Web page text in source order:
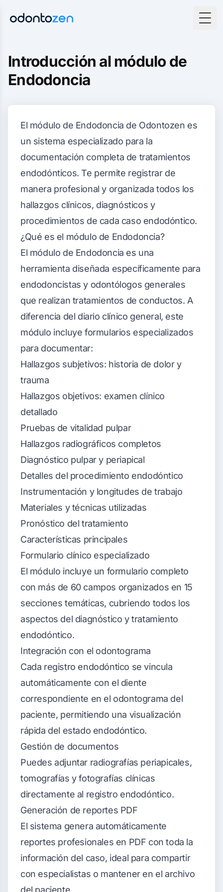
Introducción al módulo de
Endodoncia
El módulo de Endodoncia de Odontozen es
un sistema especializado para la
documentación completa de tratamientos
endodónticos. Te permite registrar de
manera profesional y organizada todos los
hallazgos clínicos, diagnósticos y
procedimientos de cada caso endodóntico.
¿Qué es el módulo de Endodoncia?
El módulo de Endodoncia es una
herramienta diseñada específicamente para
endodoncistas y odontólogos generales
que realizan tratamientos de conductos. A
diferencia del diario clínico general, este
módulo incluye formularios especializados
para documentar:
Hallazgos subjetivos: historia de dolor y
trauma
Hallazgos objetivos: examen clínico
detallado
Pruebas de vitalidad pulpar
Hallazgos radiográficos completos
Diagnóstico pulpar y periapical
Detalles del procedimiento endodóntico
Instrumentación y longitudes de trabajo
Materiales y técnicas utilizadas
Pronóstico del tratamiento
Características principales
Formulario clínico especializado
El módulo incluye un formulario completo
con más de 60 campos organizados en 15
secciones temáticas, cubriendo todos los
aspectos del diagnóstico y tratamiento
endodóntico.
Integración con el odontograma
Cada registro endodóntico se vincula
automáticamente con el diente
correspondiente en el odontograma del
paciente, permitiendo una visualización
rápida del estado endodóntico.
Gestión de documentos
Puedes adjuntar radiografías periapicales,
tomografías y fotografías clínicas
directamente al registro endodóntico.
Generación de reportes PDF
El sistema genera automáticamente
reportes profesionales en PDF con toda la
información del caso, ideal para compartir
con especialistas o mantener en el archivo
del paciente.